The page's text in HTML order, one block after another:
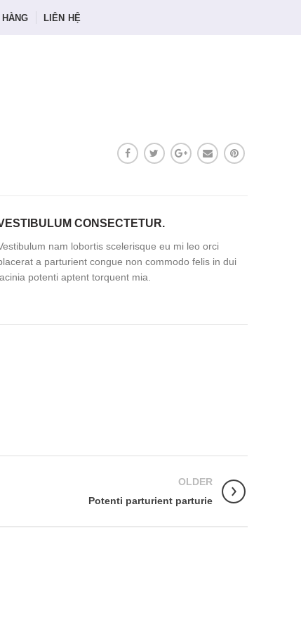
LIÊN HỆ
CONSECTETUR.
nam lobortis scelerisque eu mi leo orci
a parturient congue non commodo felis in dui
potenti aptent torquent mia.
OLDER
Potenti parturient parturie